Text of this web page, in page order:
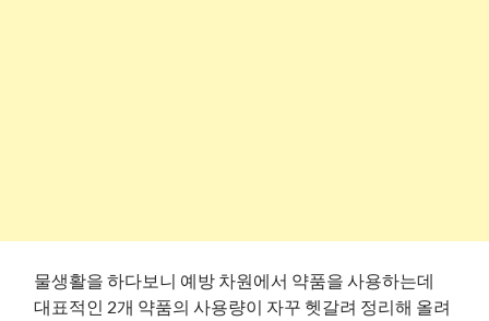
물생활을 하다보니 예방 차원에서 약품을 사용하는데
대표적인 2개 약품의 사용량이 자꾸 헷갈려 정리해 올려